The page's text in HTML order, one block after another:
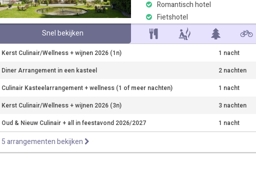
Romantisch hotel
Fietshotel
Snel bekijken
Kerst Culinair/Wellness + wijnen 2026 (1n) 1 nacht
Diner Arrangement in een kasteel
2 nachten
Culinair Kasteelarrangement + wellness (1 of meer nachten)
1 nacht
Kerst Culinair/Wellness + wijnen 2026 (3n)
3 nachten
Oud & Nieuw Culinair + all in feestavond 2026/2027
1 nacht
5 arrangementen bekijken